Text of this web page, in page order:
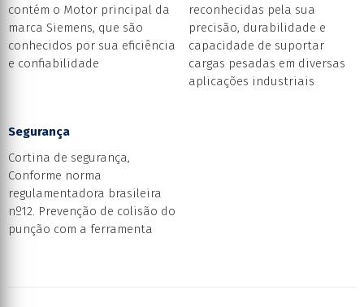
contém o Motor principal da
marca Siemens, que são
conhecidos por sua eficiência
e confiabilidade
reconhecidas pela sua
precisão, durabilidade e
capacidade de suportar
cargas pesadas em diversas
aplicações industriais
Segurança
Cortina de segurança,
Conforme norma
regulamentadora brasileira
nº12. Prevenção de colisão do
punção com a ferramenta